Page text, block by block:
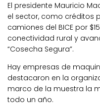
El presidente Mauricio
el sector, como créditos
camiones del BICE por
conectividad rural y
“Cosecha Segura”.
Hay empresas de
destacaron en la
marco de la muestra la
todo un año.